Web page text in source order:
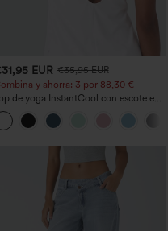
+13
EUR €35,95 EUR
y ahorra: 3 por 88,30 €
de yoga InstantCool con escote en
y bajo curvado - UPF50+